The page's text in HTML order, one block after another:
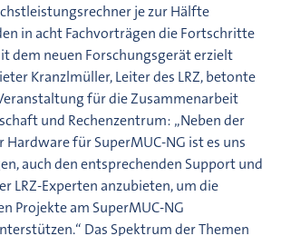
je zur Hälfte
in acht Fachvorträgen die Fortschritte
dem neuen Forschungsgerät erzielt
Kranzlmüller, Leiter des LRZ, betonte
für die Zusammenarbeit
und Rechenzentrum: „Neben der
für SuperMUC-NG ist es uns
auch den entsprechenden Support und
LRZ-Experten anzubieten, um die
Projekte am SuperMUC-NG
Das Spektrum der Themen